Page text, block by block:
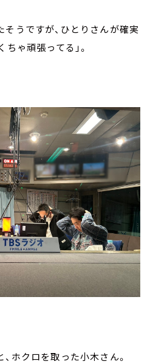
うですが、ひとりさんが確実
ちゃ頑張ってる」。
ホクロを取った小木さん。